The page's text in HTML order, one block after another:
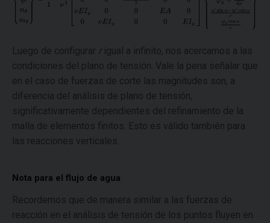
Luego de configurar r igual a infinito, nos acercamos a las
condiciones del plano de tensión. Vale la pena señalar que
en el caso de fuerzas de corte las magnitudes son, a
diferencia del análisis de plano de tensión,
significativamente dependientes del refinamiento de la
malla de elementos finitos. Esto es válido también para
las reacciones verticales.
Nota para el flujo de agua
Recordemos que de manera similar a las fuerzas de
reacción en el análisis de tensión de los puntos fluyen en